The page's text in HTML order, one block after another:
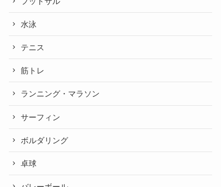
水泳
テニス
筋トレ
ランニング・マラソン
サーフィン
ボルダリング
卓球